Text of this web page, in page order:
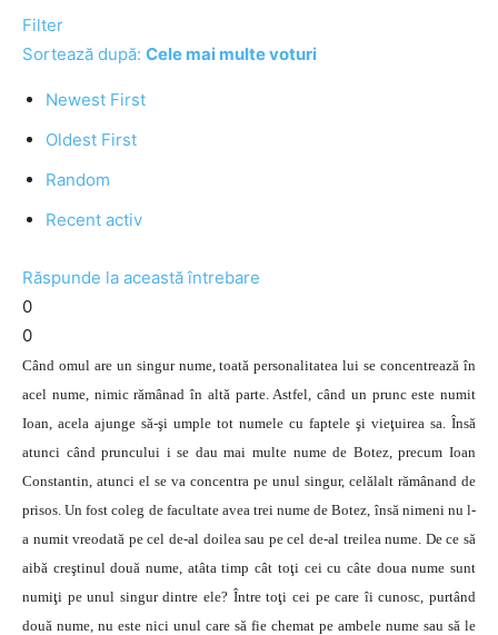
Filter
Sortează după: Cele mai multe voturi
Newest First
Oldest First
Random
Recent activ
Răspunde la această întrebare
0
0
Când omul are un singur nume, toată personalitatea lui se concentrează în
acel nume, nimic rămânad în altă parte. Astfel, când un prunc este numit
Ioan, acela ajunge să-şi umple tot numele cu faptele şi vieţuirea sa. Însă
atunci când pruncului i se dau mai multe nume de Botez, precum Ioan
Constantin, atunci el se va concentra pe unul singur, celălalt rămânand de
prisos. Un fost coleg de facultate avea trei nume de Botez, însă nimeni nu l-
a numit vreodată pe cel de-al doilea sau pe cel de-al treilea nume. De ce să
aibă creştinul două nume, atâta timp cât toţi cei cu câte doua nume sunt
numiţi pe unul singur dintre ele? Între toţi cei pe care îi cunosc, purtând
două nume, nu este nici unul care să fie chemat pe ambele nume sau să le